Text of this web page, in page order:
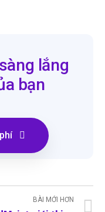
lắng
bạn
BÀI MỚI HƠN